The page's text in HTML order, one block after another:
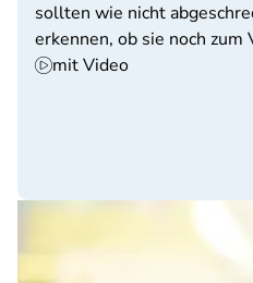
sollten wie nicht
erkennen, ob sie noch zum
mit Video